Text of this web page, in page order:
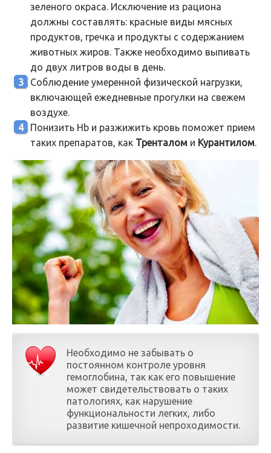
зеленого окраса. Исключение из рациона
должны составлять: красные виды мясных
продуктов, гречка и продукты с содержанием
животных жиров. Также необходимо выпивать
до двух литров воды в день.
Соблюдение умеренной физической нагрузки,
включающей ежедневные прогулки на свежем
воздухе.
Понизить Hb и разжижить кровь поможет прием
таких препаратов, как Тренталом и Курантилом.
Необходимо не забывать о
постоянном контроле уровня
гемоглобина, так как его повышение
может свидетельствовать о таких
патологиях, как нарушение
функциональности легких, либо
развитие кишечной непроходимости.